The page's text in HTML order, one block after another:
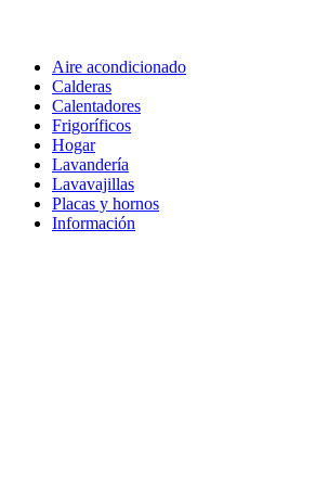
Aire acondicionado
Calderas
Calentadores
Frigoríficos
Hogar
Lavandería
Lavavajillas
Placas y hornos
Información